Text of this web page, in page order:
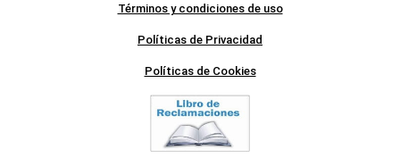
Términos y condiciones de uso
Políticas de Privacidad
Políticas de Cookies